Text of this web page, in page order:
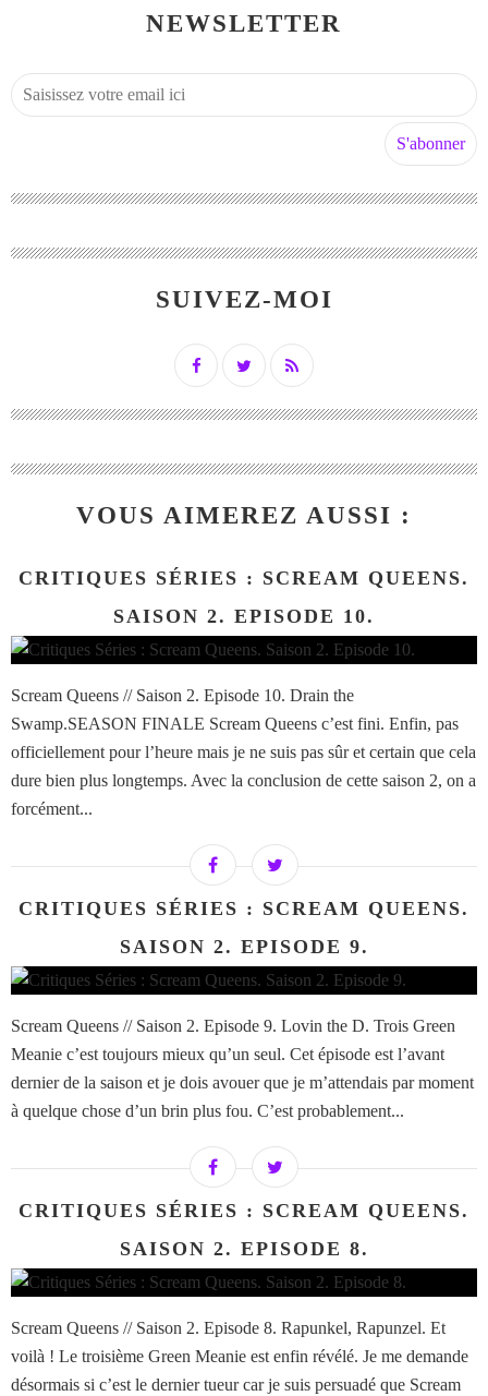
NEWSLETTER
SUIVEZ-MOI
VOUS AIMEREZ AUSSI :
CRITIQUES SÉRIES : SCREAM QUEENS.
SAISON 2. EPISODE 10.
Scream Queens // Saison 2. Episode 10. Drain the
Swamp.SEASON FINALE Scream Queens c’est fini. Enfin, pas
officiellement pour l’heure mais je ne suis pas sûr et certain que cela
dure bien plus longtemps. Avec la conclusion de cette saison 2, on a
forcément...
CRITIQUES SÉRIES : SCREAM QUEENS.
SAISON 2. EPISODE 9.
Scream Queens // Saison 2. Episode 9. Lovin the D. Trois Green
Meanie c’est toujours mieux qu’un seul. Cet épisode est l’avant
dernier de la saison et je dois avouer que je m’attendais par moment
à quelque chose d’un brin plus fou. C’est probablement...
CRITIQUES SÉRIES : SCREAM QUEENS.
SAISON 2. EPISODE 8.
Scream Queens // Saison 2. Episode 8. Rapunkel, Rapunzel. Et
voilà ! Le troisième Green Meanie est enfin révélé. Je me demande
désormais si c’est le dernier tueur car je suis persuadé que Scream